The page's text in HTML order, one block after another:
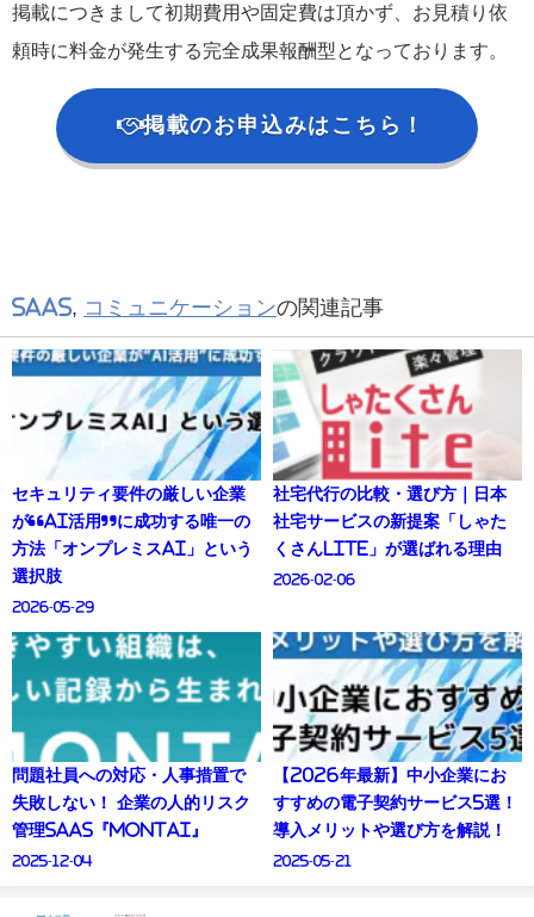
掲載につきまして初期費用や固定費は頂かず、お見積り依
頼時に料金が発生する完全成果報酬型となっております。
掲載のお申込みはこちら！
SaaS, コミュニケーションの関連記事
セキュリティ要件の厳しい企業
が“AI活用”に成功する唯一の
方法「オンプレミスAI」という
選択肢
2026-05-29
社宅代行の比較・選び方｜日本
社宅サービスの新提案「しゃた
くさんLite」が選ばれる理由
2026-02-06
問題社員への対応・人事措置で
失敗しない！ 企業の人的リスク
管理SaaS『MONTAI』
2025-12-04
【2026年最新】中小企業にお
すすめの電子契約サービス5選！
導入メリットや選び方を解説！
2025-05-21